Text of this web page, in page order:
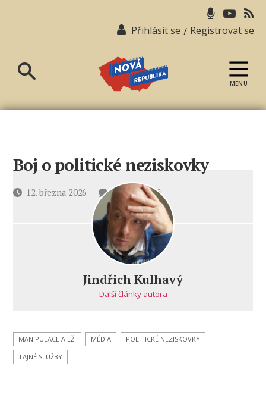
Přihlásit se / Registrovat se
republika
MENU
Boj o politické neziskovky
Datum12. března 2026 8 komentářůu
textu
názvem
Boj
o politické
Jindřich Kulhavý
Další články autora
MANIPULACE A LŽI MÉDIA
POLITICKÉ NEZISKOVKY
TAJNÉ SLUŽBY